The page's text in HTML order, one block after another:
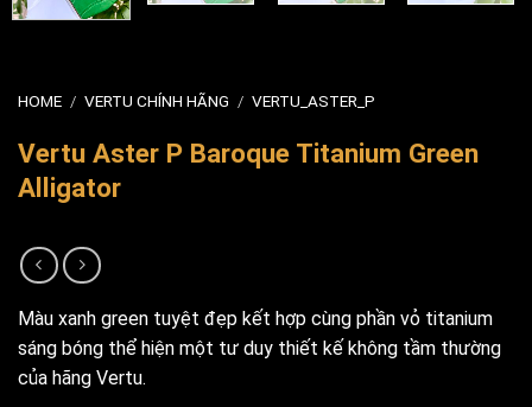
HOME / VERTU CHÍNH HÃNG / VERTU_ASTER_P
Vertu Aster P Baroque Titanium Green
Alligator
Màu xanh green tuyệt đẹp kết hợp cùng phần vỏ titanium
sáng bóng thể hiện một tư duy thiết kế không tầm thường
của hãng Vertu.